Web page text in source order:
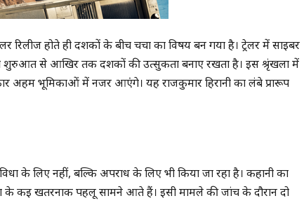
रिलीज होते ही दर्शकों के बीच चर्चा का विषय बन गया है। ट्रेलर में साइबर
शुरुआत से आखिर तक दर्शकों की उत्सुकता बनाए रखता है। इस श्रृंखला में
अहम भूमिकाओं में नजर आएंगे। यह राजकुमार हिरानी का लंबे प्रारूप
के लिए नहीं, बल्कि अपराध के लिए भी किया जा रहा है। कहानी का
के कई खतरनाक पहलू सामने आते हैं। इसी मामले की जांच के दौरान दो